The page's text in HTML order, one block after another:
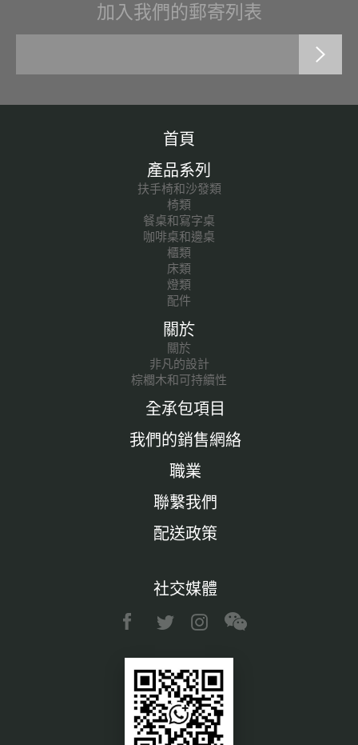
加入我們的郵寄列表
首頁
產品系列
扶手椅和沙發類
椅類
餐桌和寫字桌
咖啡桌和邊桌
櫃類
床類
燈類
配件
關於
關於
非凡的設計
棕櫚木和可持續性
全承包項目
我們的銷售網絡
職業
聯繫我們
配送政策
社交媒體